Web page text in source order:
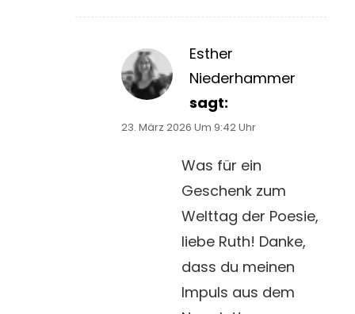
Esther
Niederhammer
sagt:
23. März 2026 Um 9:42 Uhr
Was für ein
Geschenk zum
Welttag der Poesie,
liebe Ruth! Danke,
dass du meinen
Impuls aus dem